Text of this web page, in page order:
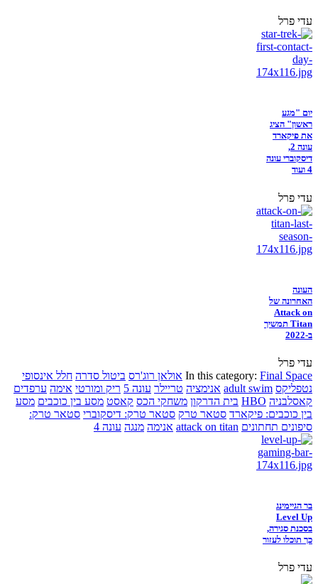
עדי פרל
יום "מגע
ראשון" הציג
את פיקארד
עונה 2,
דיסקוברי עונה
4 ועוד
עדי פרל
העונה
האחרונה של
Attack on
Titan תמשיך
ב-2022
עדי פרל
In this category: Final Space אולאן רוג'רס ביטול סדרה חלל אינסופי
נטפליקס adult swim אנימציה טריילר עונה 5 ריק ומורטי אימה ערפדים
קאסלבניה HBO בית הדרקון משחקי הכס קאסט מסע בין כוכבים מסע
בין כוכבים: פיקארד סטאר טרק סטאר טרק: דיסקוברי סטאר טרק:
סיפונים תחתונים attack on titan אנימה מנגה עונה 4
בר הגיימינג
Level Up
בסכנת סגירה,
כך תוכלו לעזור
עדי פרל